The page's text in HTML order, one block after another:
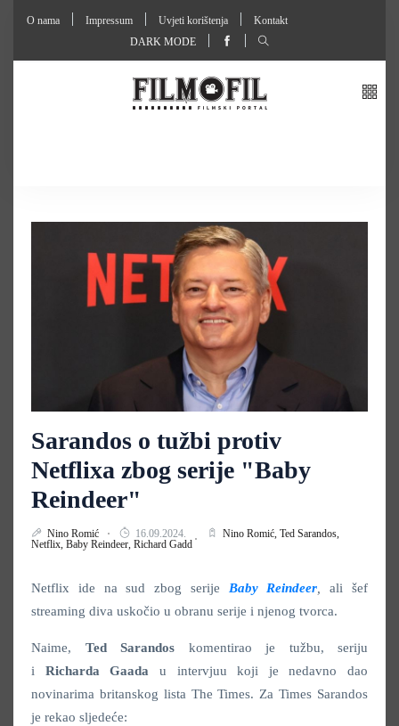
O nama Impressum Uvjeti korištenja
Kontakt
DARK MODE
Sarandos o tužbi protiv
Netflixa zbog serije "Baby
Reindeer"
Nino Romić 16.09.2024. Nino Romić, Ted Sarandos,
Netflix, Baby Reindeer, Richard Gadd
Netflix ide na sud zbog serije Baby Reindeer ,ali šef
streaming diva uskočio u obranu serije i njenog tvorca.
Naime, Ted Sarandos komentirao je tužbu, seriju
i Richarda Gaada u intervjuu koji je nedavno dao
novinarima britanskog lista The Times. Za Times Sarandos
je rekao sljedeće: